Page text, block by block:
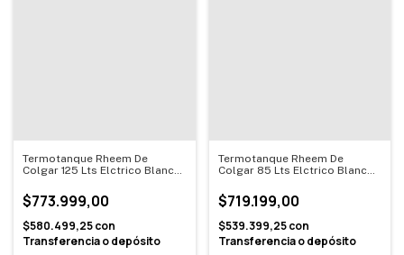
Termotanque Rheem De
Colgar 125 Lts Elctrico Blanco
$773.999,00
$580.499,25con
Transferencia o depósito
Termotanque Rheem De
Colgar 85 Lts Elctrico Blanco
$719.199,00
$539.399,25con
Transferencia o depósito